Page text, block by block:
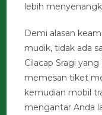
lebih
Demi alasan
mudik, tidak ada
Cilacap Sragi
memesan tiket
kemudian mobil
mengantar Anda